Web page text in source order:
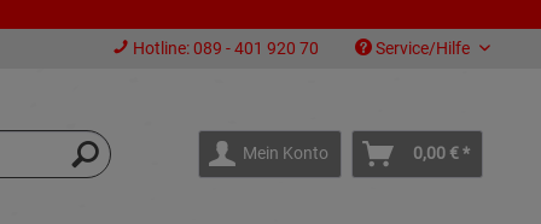
Hotline: 089 - 401 920 70 Service/Hilfe
Mein Konto 0,00 € *